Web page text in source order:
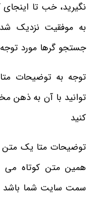
نگیرید، خب تا اینجای
به موفقیت نزدیک
جستجو گرها مورد توجه
توجه به توضیحات
توانید با آن به ذهن
کنید
توضیحات متا یک متن
همین متن کوتاه می
سمت سایت شما باشد